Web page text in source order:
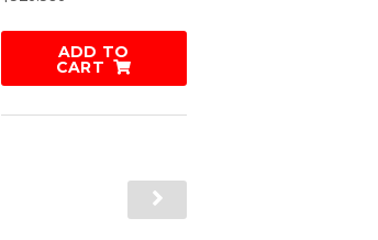
ADD TO
CART